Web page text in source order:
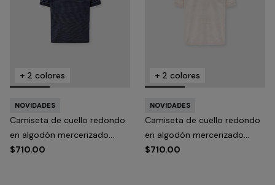
+ 2 colores
NOVIDADES
Camiseta de cuello redondo
en algodón mercerizado
flameado
$710.00
+ 2 colores
NOVIDADES
Camiseta de cuello redondo
en algodón mercerizado
flameado
$710.00